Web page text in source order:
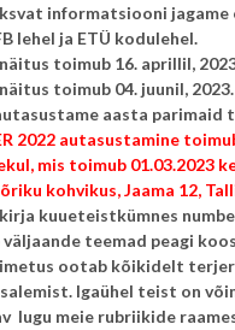
informatsiooni jagame
lehel ja ETÜ kodulehel.
toimub 16. aprillil,
toimub 04. juunil, 2023.
aasta parimaid
2022 autasustamine
mis toimub 01.03.2023
kohvikus, Jaama 12,
kuueteistkümnes
väljaande teemad peagi
ootab kõikidelt
Igaühel teist on
lugu meie rubriikide